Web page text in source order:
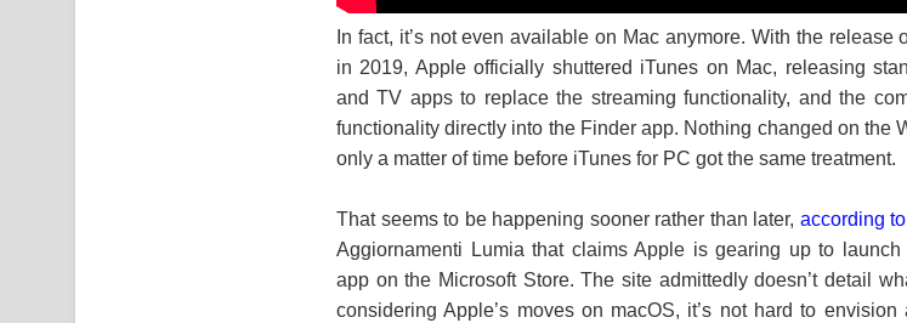
In fact, it’s not even available on Mac anymore. With the release
in 2019, Apple officially shuttered iTunes on Mac, releasing
and TV apps to replace the streaming functionality, and the
functionality directly into the Finder app. Nothing changed on the
only a matter of time before iTunes for PC got the same treatment.
That seems to be happening sooner rather than later, according
Aggiornamenti Lumia that claims Apple is gearing up to launch
app on the Microsoft Store. The site admittedly doesn’t detail
considering Apple’s moves on macOS, it’s not hard to envision